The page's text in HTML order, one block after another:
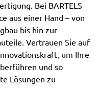
Bei BARTELS
aus einer Hand – von
bis hin zur
Vertrauen Sie auf
um Ihre
und so
Lösungen zu